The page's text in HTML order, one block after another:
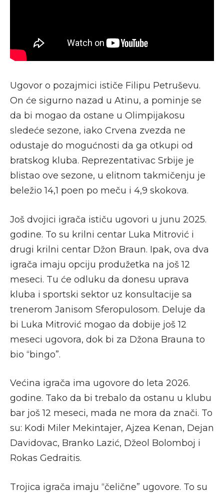
Ugovor o pozajmici ističe Filipu Petruševu.
On će sigurno nazad u Atinu, a pominje se
da bi mogao da ostane u Olimpijakosu
sledeće sezone, iako Crvena zvezda ne
odustaje do mogućnosti da ga otkupi od
bratskog kluba. Reprezentativac Srbije je
blistao ove sezone, u elitnom takmičenju je
beležio 14,1 poen po meču i 4,9 skokova.
Još dvojici igrača ističu ugovori u junu 2025.
godine. To su krilni centar Luka Mitrović i
drugi krilni centar Džon Braun. Ipak, ova dva
igrača imaju opciju produžetka na još 12
meseci. Tu će odluku da donesu uprava
kluba i sportski sektor uz konsultacije sa
trenerom Janisom Sferopulosom. Deluje da
bi Luka Mitrović mogao da dobije još 12
meseci ugovora, dok bi za Džona Brauna to
bio “bingo”.
Većina igrača ima ugovore do leta 2026.
godine. Tako da bi trebalo da ostanu u klubu
bar još 12 meseci, mada ne mora da znači. To
su: Kodi Miler Mekintajer, Ajzea Kenan, Dejan
Davidovac, Branko Lazić, Džeol Bolomboj i
Rokas Gedraitis.
Trojica igrača imaju “čelične” ugovore. To su